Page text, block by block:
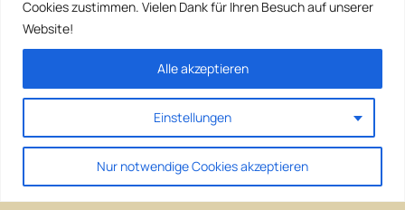
Cookies zustimmen. Vielen Dank für Ihren Besuch auf unserer
Website!
Einstellungen
Nur notwendige Cookies akzeptieren
Alle akzeptieren